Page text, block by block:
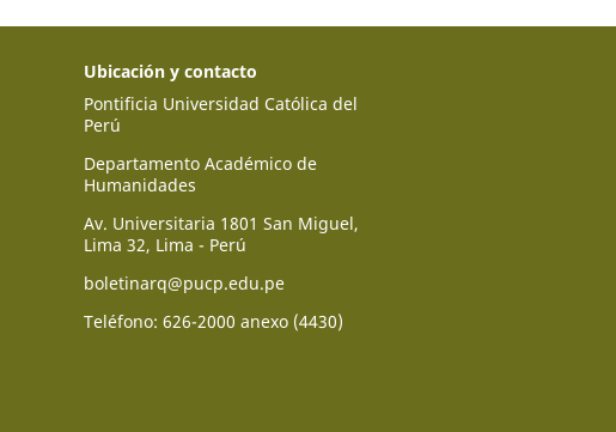
Ubicación y contacto
Pontificia Universidad Católica del
Perú
Departamento Académico de
Humanidades
Av. Universitaria 1801 San Miguel,
Lima 32, Lima - Perú
boletinarq@pucp.edu.pe
Teléfono: 626-2000 anexo (4430)